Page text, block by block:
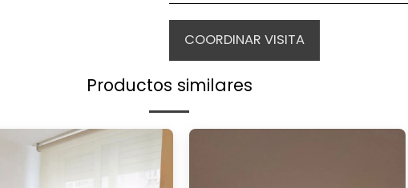
COORDINAR VISITA
Productos similares